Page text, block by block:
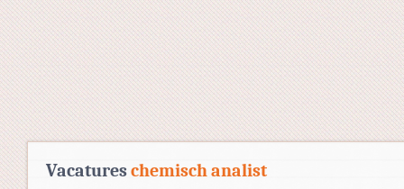
Vacatureschemisch analist